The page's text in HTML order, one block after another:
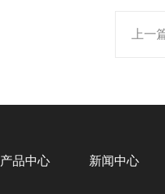
上一
产品中心 新闻中心